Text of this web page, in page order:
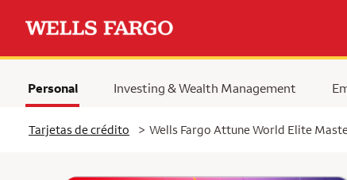
Personal Investing & Wealth Management
Tarjetas de crédito > Wells Fargo Attune World Elite